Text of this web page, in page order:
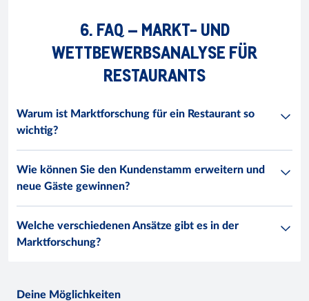
6. FAQ – MARKT- UND
WETTBEWERBSANALYSE FÜR
RESTAURANTS
Warum ist Marktforschung für ein Restaurant so
wichtig?
Wie können Sie den Kundenstamm erweitern und
neue Gäste gewinnen?
Welche verschiedenen Ansätze gibt es in der
Marktforschung?
Deine Möglichkeiten